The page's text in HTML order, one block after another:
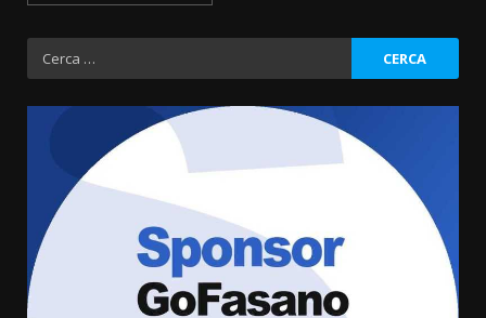
Ricerca
per:
Savelletri in festa, domani sera
grande spettacolo con Uccio De